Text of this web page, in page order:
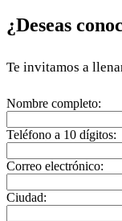
¿Deseas
Te invitamos a
Nombre completo:
Teléfono a 10 dígitos:
Correo electrónico:
Ciudad: